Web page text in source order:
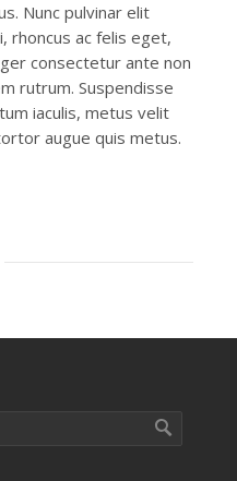
Nunc pulvinar elit
rhoncus ac felis eget,
consectetur ante non
rutrum. Suspendisse
iaculis, metus velit
augue quis metus.